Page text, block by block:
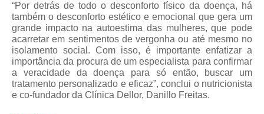
“Por detrás de todo o desconforto físico da doença, há
também o desconforto estético e emocional que gera um
grande impacto na autoestima das mulheres, que pode
acarretar em sentimentos de vergonha ou até mesmo no
isolamento social. Com isso, é importante enfatizar a
importância da procura de um especialista para confirmar
a veracidade da doença para só então, buscar um
tratamento personalizado e eficaz”, conclui o nutricionista
e co-fundador da Clínica Dellor, Danillo Freitas.